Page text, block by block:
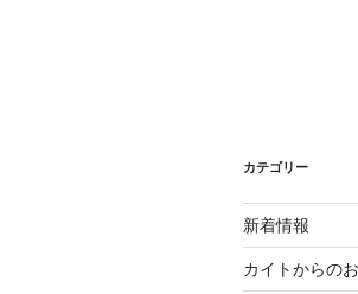
カテゴリー
新着情報
カイトからの